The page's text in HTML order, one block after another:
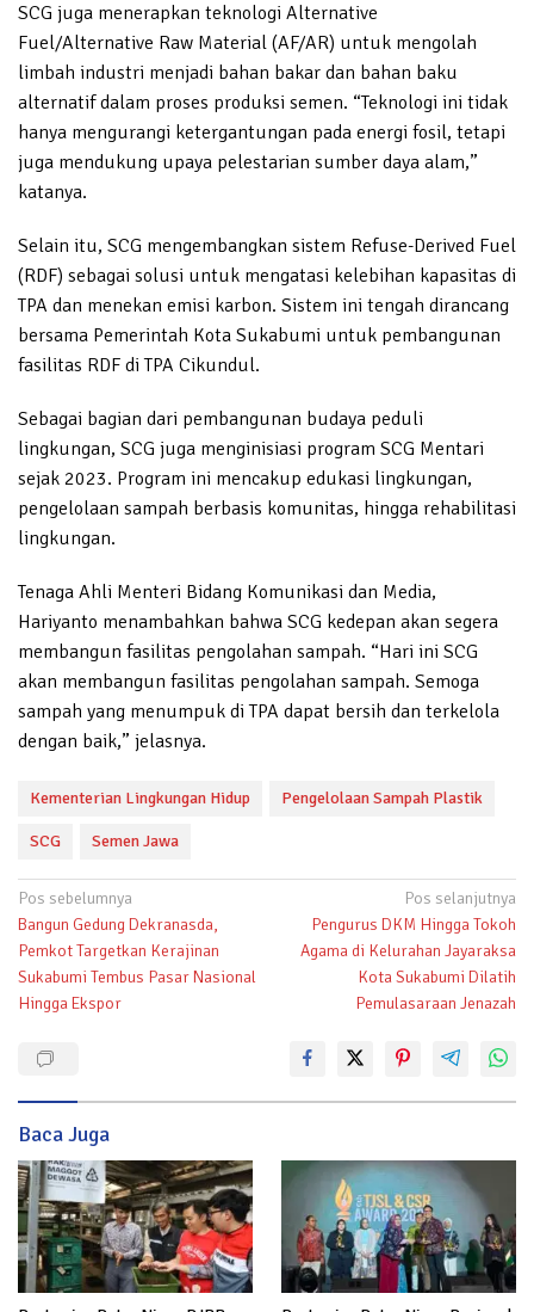
SCG juga menerapkan teknologi Alternative
Fuel/Alternative Raw Material (AF/AR) untuk mengolah
limbah industri menjadi bahan bakar dan bahan baku
alternatif dalam proses produksi semen. “Teknologi ini tidak
hanya mengurangi ketergantungan pada energi fosil, tetapi
juga mendukung upaya pelestarian sumber daya alam,”
katanya.
Selain itu, SCG mengembangkan sistem Refuse-Derived Fuel
(RDF) sebagai solusi untuk mengatasi kelebihan kapasitas di
TPA dan menekan emisi karbon. Sistem ini tengah dirancang
bersama Pemerintah Kota Sukabumi untuk pembangunan
fasilitas RDF di TPA Cikundul.
Sebagai bagian dari pembangunan budaya peduli
lingkungan, SCG juga menginisiasi program SCG Mentari
sejak 2023. Program ini mencakup edukasi lingkungan,
pengelolaan sampah berbasis komunitas, hingga rehabilitasi
lingkungan.
Tenaga Ahli Menteri Bidang Komunikasi dan Media,
Hariyanto menambahkan bahwa SCG kedepan akan segera
membangun fasilitas pengolahan sampah. “Hari ini SCG
akan membangun fasilitas pengolahan sampah. Semoga
sampah yang menumpuk di TPA dapat bersih dan terkelola
dengan baik,” jelasnya.
Kementerian Lingkungan Hidup Pengelolaan Sampah Plastik
SCG Semen Jawa
Navigasi
pos
Pos sebelumnya
Bangun Gedung Dekranasda,
Pemkot Targetkan Kerajinan
Sukabumi Tembus Pasar Nasional
Hingga Ekspor
Pos selanjutnya
Pengurus DKM Hingga Tokoh
Agama di Kelurahan Jayaraksa
Kota Sukabumi Dilatih
Pemulasaraan Jenazah
Baca Juga